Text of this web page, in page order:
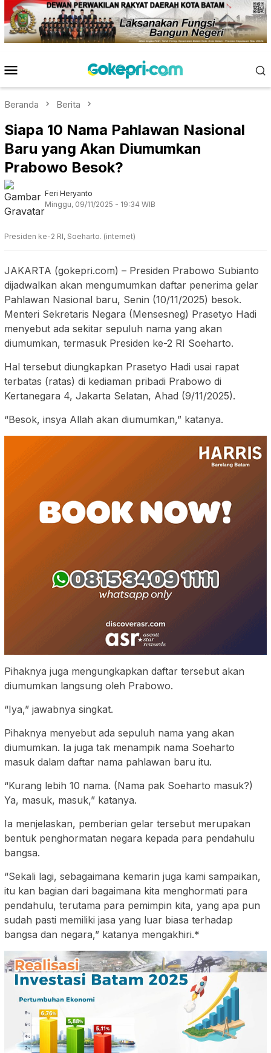
Loncat
ke
konten
Mobile
Beranda Berita
Siapa 10 Nama Pahlawan Nasional
Baru yang Akan Diumumkan
Prabowo Besok?
Feri Heryanto
Minggu, 09/11/2025 - 19:34 WIB
Presiden ke-2 RI, Soeharto. (internet)
JAKARTA (gokepri.com) – Presiden Prabowo Subianto
dijadwalkan akan mengumumkan daftar penerima gelar
Pahlawan Nasional baru, Senin (10/11/2025) besok.
Menteri Sekretaris Negara (Mensesneg) Prasetyo Hadi
menyebut ada sekitar sepuluh nama yang akan
diumumkan, termasuk Presiden ke-2 RI Soeharto.
Hal tersebut diungkapkan Prasetyo Hadi usai rapat
terbatas (ratas) di kediaman pribadi Prabowo di
Kertanegara 4, Jakarta Selatan, Ahad (9/11/2025).
“Besok, insya Allah akan diumumkan,” katanya.
Pihaknya juga mengungkapkan daftar tersebut akan
diumumkan langsung oleh Prabowo.
“Iya,” jawabnya singkat.
Pihaknya menyebut ada sepuluh nama yang akan
diumumkan. Ia juga tak menampik nama Soeharto
masuk dalam daftar nama pahlawan baru itu.
“Kurang lebih 10 nama. (Nama pak Soeharto masuk?)
Ya, masuk, masuk,” katanya.
Ia menjelaskan, pemberian gelar tersebut merupakan
bentuk penghormatan negara kepada para pendahulu
bangsa.
“Sekali lagi, sebagaimana kemarin juga kami sampaikan,
itu kan bagian dari bagaimana kita menghormati para
pendahulu, terutama para pemimpin kita, yang apa pun
sudah pasti memiliki jasa yang luar biasa terhadap
bangsa dan negara,” katanya mengakhiri.*